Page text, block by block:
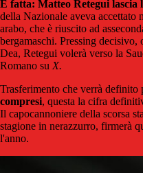
È fatta: Matteo Retegui lascia
della Nazionale aveva accettato
arabo, che è riuscito ad
bergamaschi. Pressing decisivo,
Dea, Retegui volerà verso la
Romano su X.
Trasferimento che verrà definito
compresi, questa la cifra
Il capocannoniere della scorsa
stagione in nerazzurro, firmerà
l'anno.